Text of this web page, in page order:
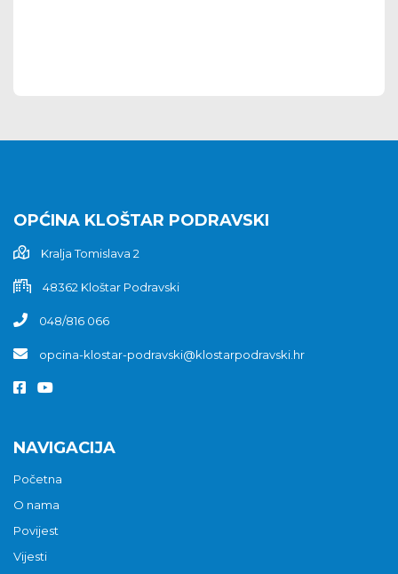
OPĆINA KLOŠTAR PODRAVSKI
Kralja Tomislava 2
48362 Kloštar Podravski
048/816 066
opcina-klostar-podravski@klostarpodravski.hr
NAVIGACIJA
Početna
O nama
Povijest
Vijesti